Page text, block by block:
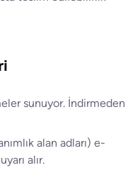
sunuyor. İndirmeden
alan adları) e-
alır.